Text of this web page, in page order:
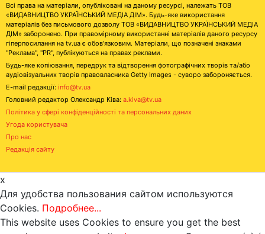
Всі права на матеріали, опубліковані на даному ресурсі, належать ТОВ
«ВИДАВНИЦТВО УКРАЇНСЬКИЙ МЕДІА ДІМ». Будь-яке використання
матеріалів без письмового дозволу ТОВ «ВИДАВНИЦТВО УКРАЇНСЬКИЙ МЕДІА
ДІМ» заборонено. При правомірному використанні матеріалів даного ресурсу
гіперпосилання на tv.ua є обов'язковим. Матеріали, що позначені знаками
"Реклама", "PR", публікуються на правах реклами.
Будь-яке копіювання, передрук та відтворення фотографічних творів та/або
аудіовізуальних творів правовласника Getty Images - суворо забороняється.
E-mail редакції: info@tv.ua
Головний редактор Олександр Ківа: a.kiva@tv.ua
Політика у сфері конфіденційності та персональних даних
Угода користувача
Про нас
Редакція сайту
x
Для удобства пользования сайтом используются
Cookies. Подробнее...
This website uses Cookies to ensure you get the best